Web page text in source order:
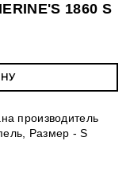
1860 S
производитель
Размер - S